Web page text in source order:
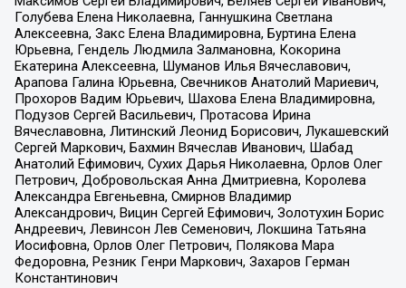
Голубева Елена Николаевна, Ганнушкина Светлана
Алексеевна, Закс Елена Владимировна, Буртина Елена
Юрьевна, Гендель Людмила Залмановна, Кокорина
Екатерина Алексеевна, Шуманов Илья Вячеславович,
Арапова Галина Юрьевна, Свечников Анатолий Мариевич,
Прохоров Вадим Юрьевич, Шахова Елена Владимировна,
Подузов Сергей Васильевич, Протасова Ирина
Вячеславовна, Литинский Леонид Борисович, Лукашевский
Сергей Маркович, Бахмин Вячеслав Иванович, Шабад
Анатолий Ефимович, Сухих Дарья Николаевна, Орлов Олег
Петрович, Добровольская Анна Дмитриевна, Королева
Александра Евгеньевна, Смирнов Владимир
Александрович, Вицин Сергей Ефимович, Золотухин Борис
Андреевич, Левинсон Лев Семенович, Локшина Татьяна
Иосифовна, Орлов Олег Петрович, Полякова Мара
Федоровна, Резник Генри Маркович, Захаров Герман
Константинович